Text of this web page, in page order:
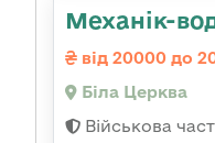
Механік-
від 20000 до
Біла Церква
Військова